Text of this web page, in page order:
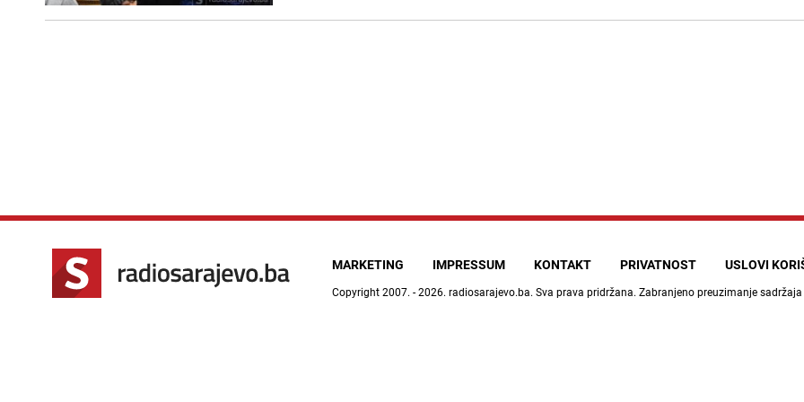
MARKETING IMPRESSUM KONTAKT PRIVATNOST USLOVI
Copyright 2007. - 2026. radiosarajevo.ba. Sva prava pridržana. Zabranjeno preuzimanje